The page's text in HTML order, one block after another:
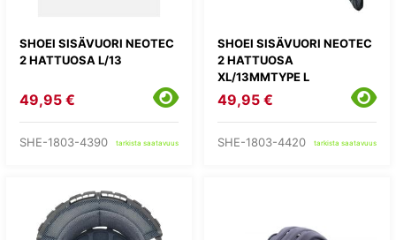
SHOEI SISÄVUORI NEOTEC
2 HATTUOSA L/13
49,95 €
SHE-1803-4390 tarkista saatavuus
SHOEI SISÄVUORI NEOTEC
2 HATTUOSA
XL/13MMTYPE L
49,95 €
SHE-1803-4420 tarkista saatavuus